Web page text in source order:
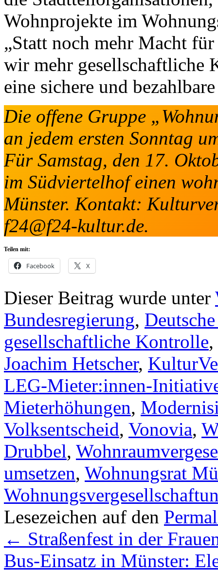
Wohnprojekte im
„Statt noch mehr Macht
wir mehr gesellschaftliche
eine sichere und
Die offene Gruppe
an jedem ersten Sonntag
Für Samstag, den 17.
im Südviertelhof einen
Münster. Kontakt:
f24@f24-kultur.de.
Teilen mit:
Facebook X
Dieser Beitrag wurde unter
Bundesregierung,
gesellschaftliche Kontrolle,
Joachim Hetscher,
LEG-Mieter:innen-
Mieterhöhungen,
Volksentscheid, Vonovia,
Drubbel,
umsetzen, Wohnungsrat
Lesezeichen auf den
← Straßenfest in der
Bus-Einsatz in Münster: